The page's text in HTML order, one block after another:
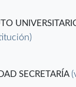
SECRETARÍA